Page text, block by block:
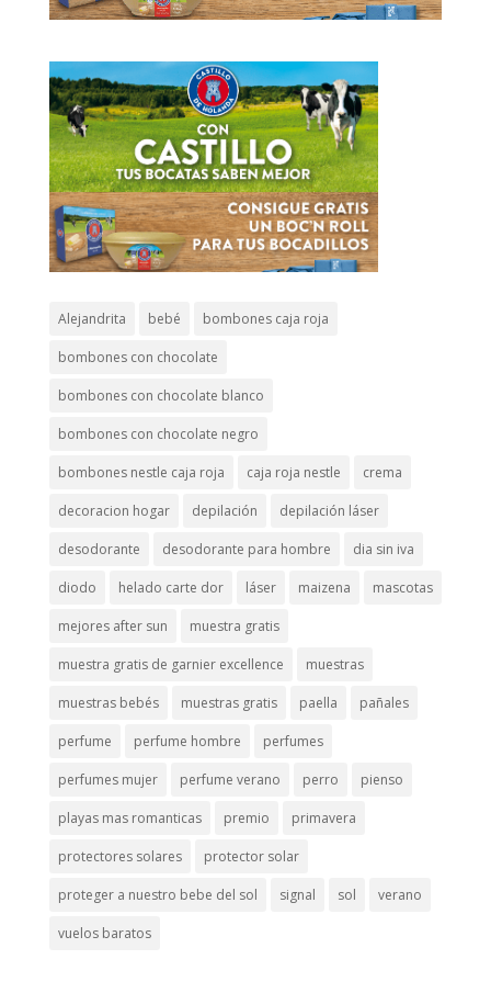
Alejandrita bebé bombones caja roja
bombones con chocolate
bombones con chocolate blanco
bombones con chocolate negro
bombones nestle caja roja caja roja nestle crema
decoracion hogar depilación depilación láser
desodorante desodorante para hombre dia sin iva
diodo helado carte dor láser maizena mascotas
mejores after sun muestra gratis
muestra gratis de garnier excellence muestras
muestras bebés muestras gratis paella pañales
perfume perfume hombre perfumes
perfumes mujer perfume verano perro pienso
playas mas romanticas premio primavera
protectores solares protector solar
proteger a nuestro bebe del sol signal sol verano
vuelos baratos